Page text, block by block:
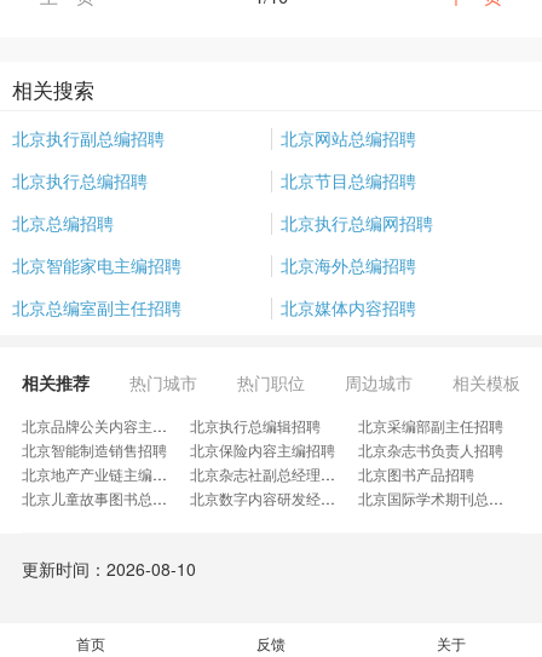
相关搜索
北京执行副总编招聘
北京网站总编招聘
北京执行总编招聘
北京节目总编招聘
北京总编招聘
北京执行总编网招聘
北京智能家电主编招聘
北京海外总编招聘
北京总编室副主任招聘
北京媒体内容招聘
相关推荐 热门城市 热门职位 周边城市 相关模板
北京品牌公关内容主编招聘 北京执行总编辑招聘
北京采编部副主任招聘
北京智能制造销售招聘
北京保险内容主编招聘
北京杂志书负责人招聘
北京地产产业链主编招聘
北京杂志社副总经理招聘
北京图书产品招聘
北京儿童故事图书总编招聘
北京数字内容研发经理招聘
北京国际学术期刊总编招聘
北京漫画总编辑招聘
北京策划创意主编招聘
北京企业文化主编招聘
更新时间：2026-08-10
首页 反馈 关于